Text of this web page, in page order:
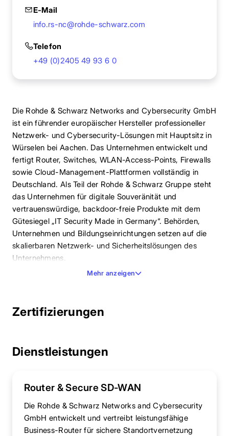
E-Mail
info.rs-nc@rohde-schwarz.com
Telefon
+49 (0)2405 49 93 6 0
Die Rohde & Schwarz Networks and Cybersecurity GmbH
ist ein führender europäischer Hersteller professioneller
Netzwerk- und Cybersecurity-Lösungen mit Hauptsitz in
Würselen bei Aachen. Das Unternehmen entwickelt und
fertigt Router, Switches, WLAN-Access-Points, Firewalls
sowie Cloud-Management-Plattformen vollständig in
Deutschland. Als Teil der Rohde & Schwarz Gruppe steht
das Unternehmen für digitale Souveränität und
vertrauenswürdige, backdoor-freie Produkte mit dem
Gütesiegel „IT Security Made in Germany“. Behörden,
Unternehmen und Bildungseinrichtungen setzen auf die
skalierbaren Netzwerk- und Sicherheitslösungen des
Unternehmens.
Mehr anzeigen
Zertifizierungen
Dienstleistungen
Router & Secure SD-WAN
Die Rohde & Schwarz Networks and Cybersecurity
GmbH entwickelt und vertreibt leistungsfähige
Business-Router für sichere Standortvernetzung